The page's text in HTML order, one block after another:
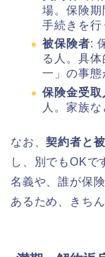
場。保険
手続きを行
被保険者:
る人。具
一」の事態
保険金受取
人。家族
なお、契約者と
し、別でもOKで
名義や、誰が保
あるため、きち